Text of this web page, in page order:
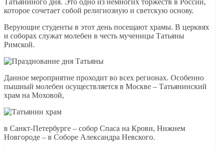
Татьяниного дня. Это одно из немногих торжеств в России,
которое сочетает собой религиозную и светскую основу.
Верующие студенты в этот день посещают храмы. В церквях
и соборах служат молебен в честь мученицы Татьяны
Римской.
Данное мероприятие проходит во всех регионах. Особенно
пышный молебен осуществляется в Москве – Татьянинский
храм на Моховой,
в Санкт-Петербурге – собор Спаса на Крови, Нижнем
Новгороде – в Соборе Александра Невского.